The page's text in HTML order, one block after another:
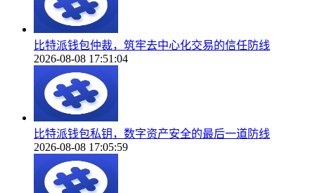
比特派钱包仲裁，筑牢去中心化交易的信任防线
2026-08-08 17:51:04
比特派钱包私钥，数字资产安全的最后一道防线
2026-08-08 17:05:59